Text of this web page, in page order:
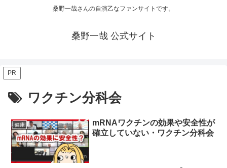
桑野一哉さんの自演乙なファンサイトです。
桑野一哉 公式サイト
PR
ワクチン分科会
健康
mRNAワクチンの効果や安全性が
確立していない・ワクチン分科会